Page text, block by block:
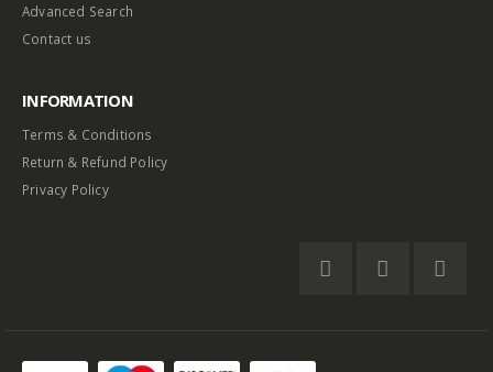
Advanced Search
Contact us
INFORMATION
Terms & Conditions
Return & Refund Policy
Privacy Policy